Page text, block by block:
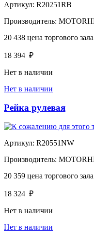
Артикул: R20251RB
Производитель:
20 438 цена торгового зала
18 394 ₽
Нет в наличии
Нет в наличии
Рейка рулевая
Артикул: R20551NW
Производитель:
20 359 цена торгового зала
18 324 ₽
Нет в наличии
Нет в наличии